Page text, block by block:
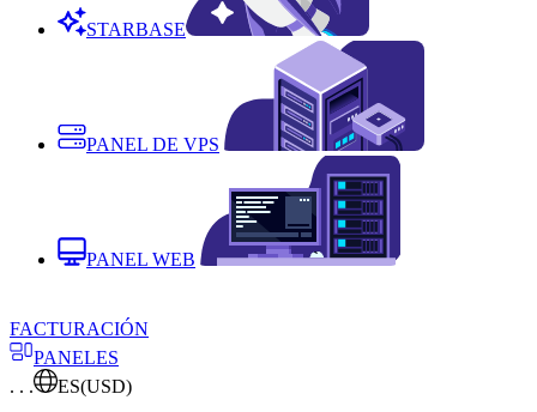
STARBASE
PANEL DE VPS
PANEL WEB
FACTURACIÓN
PANELES
. . .
ES(USD)